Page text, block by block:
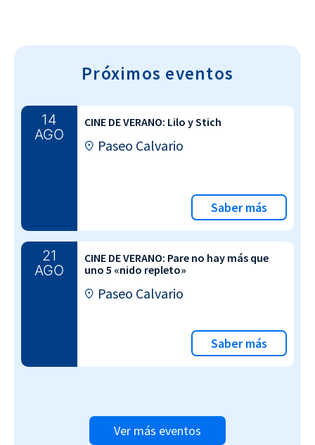
Próximos eventos
14
AGO
CINE DE VERANO: Lilo y Stich
Paseo Calvario
Saber más
21
AGO
CINE DE VERANO: Pare no hay más que
uno 5 «nido repleto»
Paseo Calvario
Saber más
Ver más eventos